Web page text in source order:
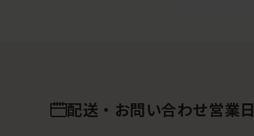
配送・お問い合わせ営業日